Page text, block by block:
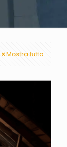
Mostra tutto